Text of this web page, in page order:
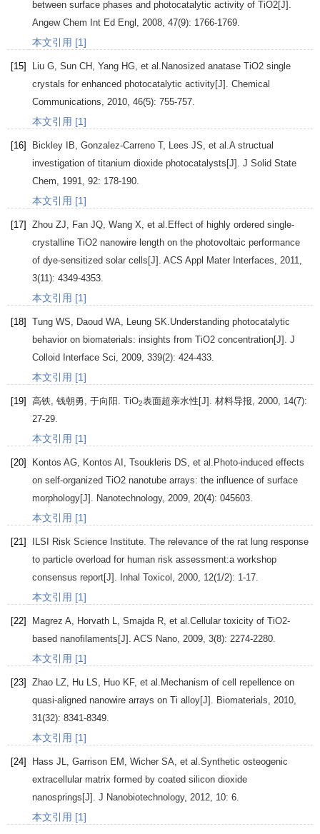
between surface phases and photocatalytic activity of TiO2[J].
Angew Chem Int Ed Engl
2008 47(9): 1766-1769.
本文引用 [1]
[15] Liu G Sun CH Yang HG , et al.Nanosized anatase TiO2 single
crystals for enhanced photocatalytic activity[J]. Chemical
Communications
2010 46(5): 755-757.
本文引用 [1]
[16] Bickley IB Gonzalez-Carreno T, Lees JS , et al.A structual
investigation of titanium dioxide photocatalysts[J]. J Solid State
Chem
1991 92: 178-190.
本文引用 [1]
[17] Zhou ZJ Fan JQ Wang X , et al.Effect of highly ordered single-
crystalline TiO2 nanowire length on the photovoltaic performance
of dye-sensitized solar cells[J]. ACS Appl Mater Interfaces 2011
3(11): 4349-4353.
本文引用 [1]
[18] Tung WS Daoud WA Leung SK .Understanding photocatalytic
behavior on biomaterials: insights from TiO2 concentration[J]. J
Colloid Interface Sci
2009 339(2): 424-433.
本文引用 [1]
[19] 高铁 钱朝勇 于向阳 . TiO2表面超亲水性[J]. 材料导报 2000 14(7):
27-29.
本文引用 [1]
[20] Kontos AG Kontos AI Tsoukleris DS , et al.Photo-induced effects
on self-organized TiO2 nanotube arrays: the influence of surface
morphology[J].
Nanotechnology, 2009 20(4): 045603.
本文引用 [1]
[21] ILSI Risk Science Institute . The relevance of the rat lung response
to particle overload for human risk assessment:a workshop
consensus report[J].
Inhal Toxicol 2000 12(1/2): 1-17.
本文引用 [1]
[22] Magrez A Horvath Smajda R , et al.Cellular toxicity of TiO2-
based nanofilaments[J]. ACS Nano 2009 3(8): 2274-2280.
本文引用 [1]
[23] Zhao LZ Hu LS Huo KF, et al.Mechanism of cell repellence on
quasi-aligned nanowire arrays on Ti alloy[J].
Biomaterials 2010
31 (32): 8341-8349.
本文引用 [1]
[24] Hass JL Garrison EM Wicher SA , et al.Synthetic osteogenic
extracellular matrix formed by coated silicon dioxide
nanosprings[J]. J Nanobiotechnology, 2012 10: 6.
本文引用 [1]